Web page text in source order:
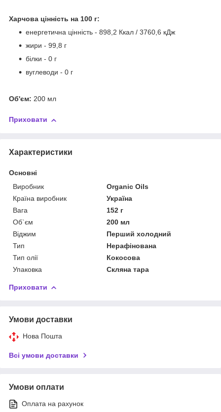
Харчова цінність на 100 г:
енергетична цінність - 898,2 Ккал / 3760,6 кДж
жири - 99,8 г
білки - 0 г
вуглеводи - 0 г
Об'єм: 200 мл
Приховати
Характеристики
Основні
Виробник
Organic Oils
Країна виробник
Україна
Вага
152 г
Об`єм
200 мл
Віджим
Перший холодний
Тип
Нерафінована
Тип олії
Кокосова
Упаковка
Скляна тара
Приховати
Умови доставки
Нова Пошта
Всі умови доставки
Умови оплати
Оплата на рахунок